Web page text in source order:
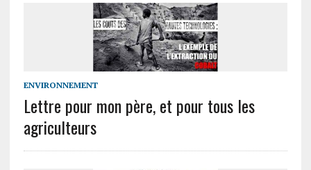
ENVIRONNEMENT
Lettre pour mon père, et pour tous les
agriculteurs